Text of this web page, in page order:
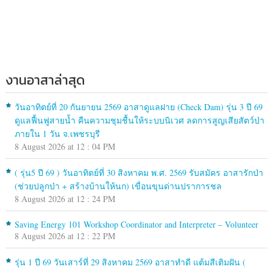
งานอาสาล่าสุด
วันอาทิตย์ที่ 20 กันยายน 2569 อาสาดูแลฝาย (Check Dam) รุ่น 3 ปี 69
ดูแลฟื้นฟูสายน้ำ คืนความชุมชื้นให้ระบบนิเวศ ลดการสูญเสียสัตว์ป่า
ภายใน 1 วัน จ.เพชรบุรี
8 August 2026 at 12 : 04 PM
( รุ่น5 ปี 69 ) วันอาทิตย์ที่ 30 สิงหาคม พ.ศ. 2569 รับสมัคร อาสารักป่า
(ช่วยปลูกป่า + สร้างบ้านให้นก) เขื่อนขุนด่านปราการชล
8 August 2026 at 12 : 24 PM
Saving Energy 101 Workshop Coordinator and Interpreter – Volunteer
8 August 2026 at 12 : 22 PM
รุ่น 1 ปี 69 วันเสาร์ที่ 29 สิงหาคม 2569 อาสาทำดี แต้มสีเติมฝัน (